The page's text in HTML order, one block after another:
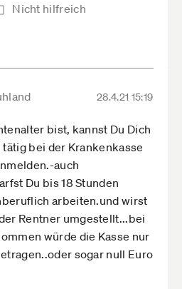
Nicht hilfreich
28.4.21 15:19
bist, kannst Du Dich
bei der Krankenkasse
auch
Du bis 18 Stunden
arbeiten.und wirst
Rentner umgestellt...bei
würde die Kasse nur
sogar null Euro